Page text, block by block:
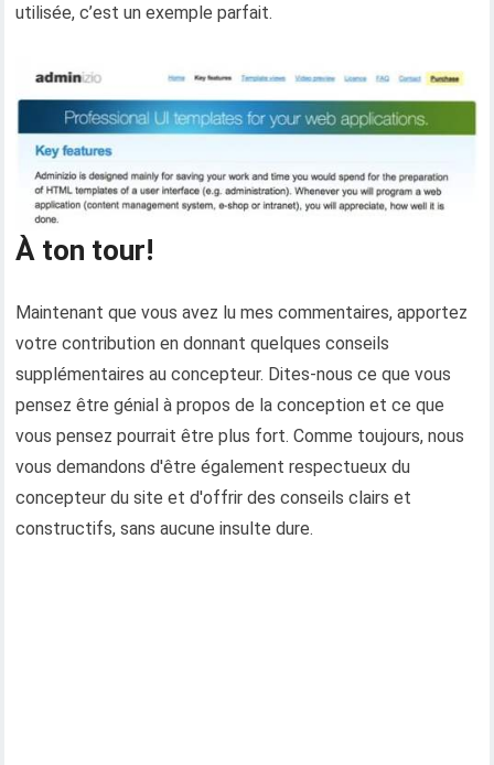
utilisée, c’est un exemple parfait.
À ton tour!
Maintenant que vous avez lu mes commentaires, apportez
votre contribution en donnant quelques conseils
supplémentaires au concepteur. Dites-nous ce que vous
pensez être génial à propos de la conception et ce que
vous pensez pourrait être plus fort. Comme toujours, nous
vous demandons d'être également respectueux du
concepteur du site et d'offrir des conseils clairs et
constructifs, sans aucune insulte dure.